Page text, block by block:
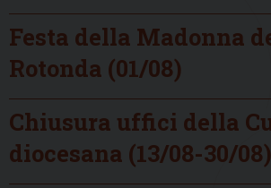
Festa della Madonna
Rotonda (01/08)
Chiusura uffici della
diocesana (13/08-30/08)